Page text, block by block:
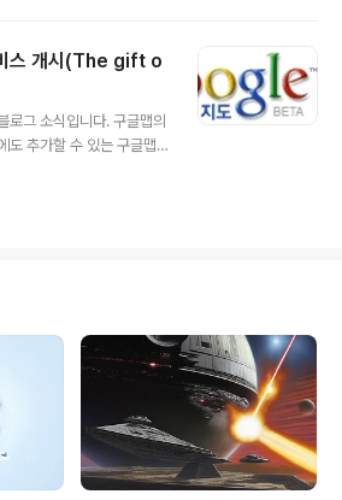
냥 가기는 심심하니까, 아
하나 달아보았습니다. 지
에 있는 리스트를 확인하세
google-latlong.blogs
world-is.html Mond
스 개시(The gift o
그 소식입니다. 구글맵의
도 추가할 수 있는 구글맵
들여다 볼 수록 재미있
적으로 출력을 할 때에는
스트에 간단한 지도나 스
니다. 자세한 내용은 아래
나온 소식은 이러한 길찾
삽입할 수 있는 가젯이 나